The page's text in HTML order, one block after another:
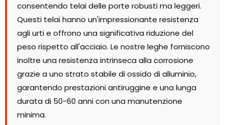
consentendo telai delle porte robusti ma leggeri.
Questi telai hanno un'impressionante resistenza
agli urti e offrono una significativa riduzione del
peso rispetto all'acciaio. Le nostre leghe forniscono
inoltre una resistenza intrinseca alla corrosione
grazie a uno strato stabile di ossido di alluminio,
garantendo prestazioni antiruggine e una lunga
durata di 50-60 anni con una manutenzione
minima.